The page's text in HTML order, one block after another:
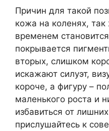
Причин для такой
кожа на коленях,
временем
покрывается
вторых, слишком
искажают силуэт,
короче, а фигуру –
маленького роста и
избавиться от
прислушайтесь к